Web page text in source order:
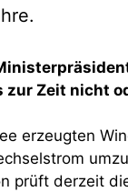
Zeit nicht
erzeugten
prüft derzeit